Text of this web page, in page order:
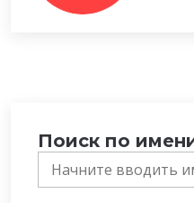
Поиск по